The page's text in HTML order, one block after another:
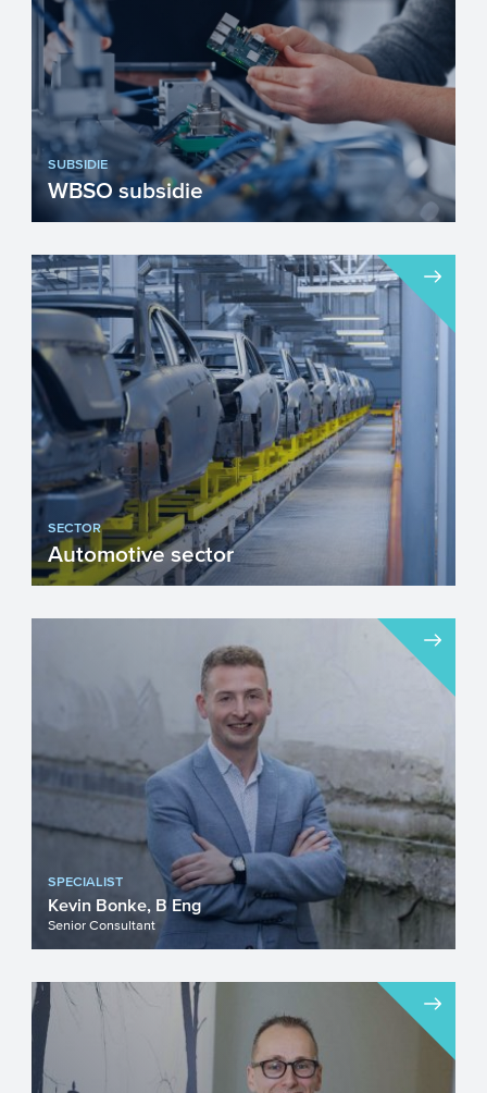
SUBSIDIE
WBSO subsidie
Met de WBSO kunnen innovatieve
bedrijven de loonkosten en andere kosten
en uitgaven voor R&D-pro...
SECTOR
Automotive sector
groei staat de Automotive sector voor een
aantal geweldige opgav...
SPECIALIST
Kevin Bonke, B Eng
Senior Consultant